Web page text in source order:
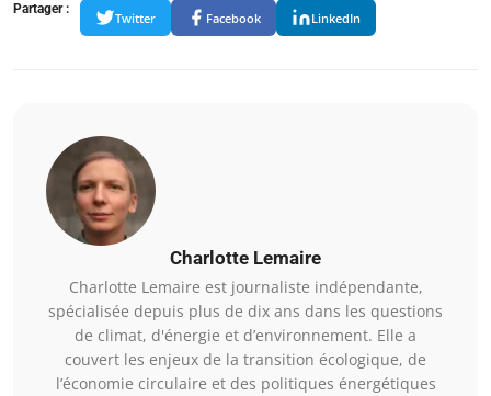
Partager :
Twitter Facebook LinkedIn
Charlotte Lemaire
Charlotte Lemaire est journaliste indépendante,
spécialisée depuis plus de dix ans dans les questions
de climat, d'énergie et d’environnement. Elle a
couvert les enjeux de la transition écologique, de
l’économie circulaire et des politiques énergétiques